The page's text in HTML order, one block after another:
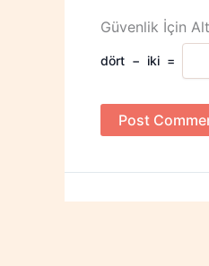
Güvenlik İçin
dört − iki =